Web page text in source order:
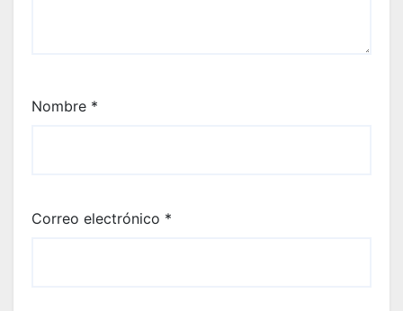
Nombre *
Correo electrónico *